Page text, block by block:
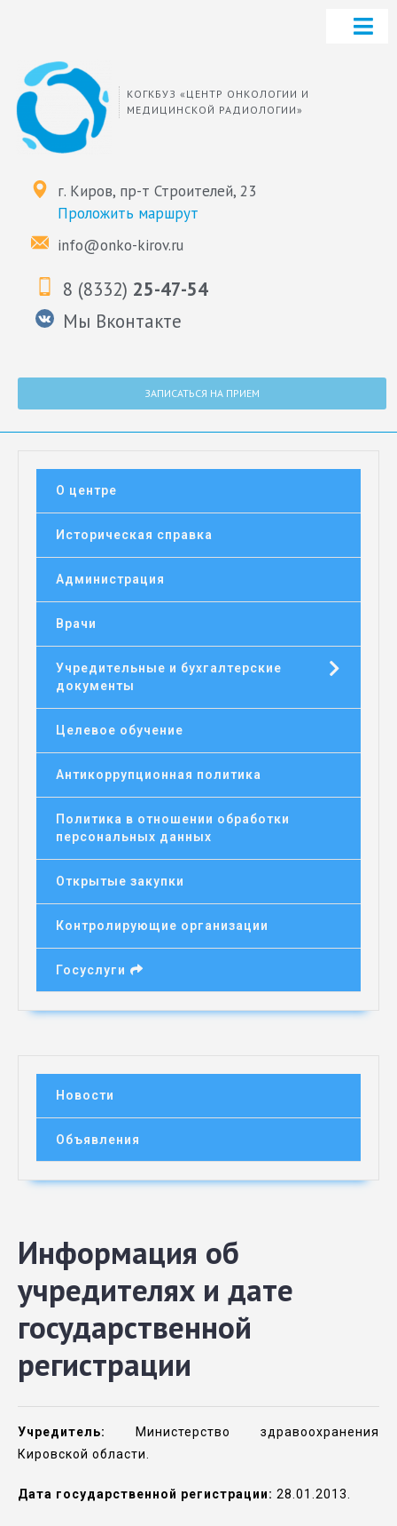
КОГКБУЗ «ЦЕНТР ОНКОЛОГИИ И
МЕДИЦИНСКОЙ РАДИОЛОГИИ»
г. Киров, пр-т Строителей, 23
Проложить маршрут
info@onko-kirov.ru
8 (8332) 25-47-54
Мы Вконтакте
ЗАПИСАТЬСЯ НА ПРИЕМ
О центре
Историческая справка
Администрация
Врачи

Учредительные и бухгалтерские
документы
Целевое обучение
Антикоррупционная политика
Политика в отношении обработки
персональных данных
Открытые закупки
Контролирующие организации
Госуслуги
Новости
Объявления
Информация об
учредителях и дате
государственной
регистрации
Учредитель:
Министерство здравоохранения
Кировской области.
Дата государственной регистрации: 28.01.2013.